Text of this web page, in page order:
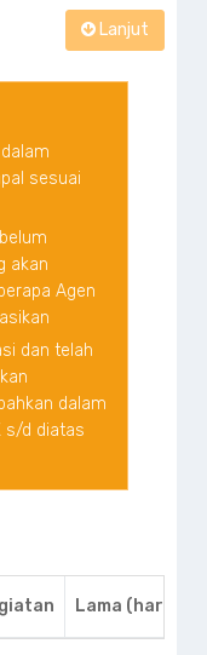
Lanjut
sesuai
akan
Agen
dan telah
dalam
s/d diatas
Lama (hari)